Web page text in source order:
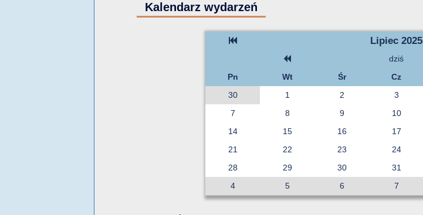
Kalendarz wydarzeń
Lipiec 2025
dziś
Pn
Wt Śr Cz
30
1 2 3
7
8 9 10
14
15 16 17
21
22 23 24
28
29 30 31
4
5 6 7